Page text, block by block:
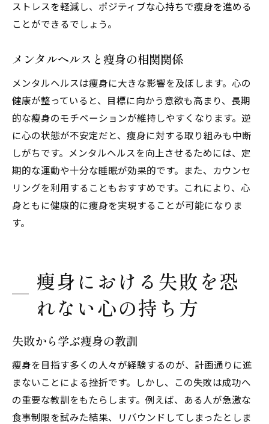
ストレスを軽減し、ポジティブな心持ちで瘦身を進める
ことができるでしょう。
メンタルヘルスと瘦身の相関関係
メンタルヘルスは瘦身に大きな影響を及ぼします。心の
健康が整っていると、目標に向かう意欲も高まり、長期
的な瘦身のモチベーションが維持しやすくなります。逆
に心の状態が不安定だと、瘦身に対する取り組みも中断
しがちです。メンタルヘルスを向上させるためには、定
期的な運動や十分な睡眠が効果的です。また、カウンセ
リングを利用することもおすすめです。これにより、心
身ともに健康的に瘦身を実現することが可能になりま
す。
瘦身における失敗を恐
れない心の持ち方
失敗から学ぶ瘦身の教訓
瘦身を目指す多くの人々が経験するのが、計画通りに進
まないことによる挫折です。しかし、この失敗は成功へ
の重要な教訓をもたらします。例えば、ある人が急激な
食事制限を試みた結果、リバウンドしてしまったとしま